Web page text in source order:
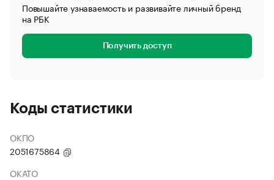
Повышайте узнаваемость и развивайте личный бренд
на РБК
Получить доступ
Коды статистики
ОКПО
2051675864
ОКАТО